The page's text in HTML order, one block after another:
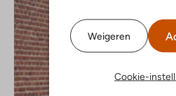
Weigeren
Cookie-